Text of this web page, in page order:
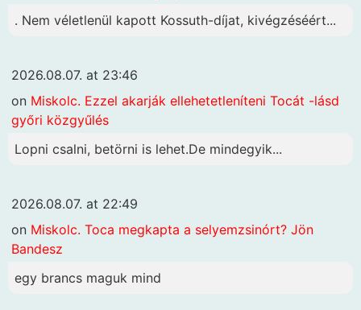
. Nem véletlenül kapott Kossuth-díjat, kivégzéséért...
2026.08.07. at 23:46
on Miskolc. Ezzel akarják ellehetetleníteni Tocát -lásd
győri közgyűlés
Lopni csalni, betörni is lehet.De mindegyik...
2026.08.07. at 22:49
on Miskolc. Toca megkapta a selyemzsinórt? Jön
Bandesz
egy brancs maguk mind